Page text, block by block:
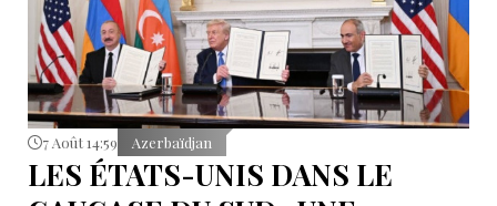
7 Août 14:59 Azerbaïdjan
LES ÉTATS-UNIS DANS LE